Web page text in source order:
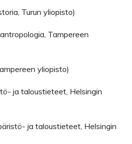
Turun yliopisto)
Tampereen
yliopisto)
ja taloustieteet, Helsingin
ja taloustieteet, Helsingin